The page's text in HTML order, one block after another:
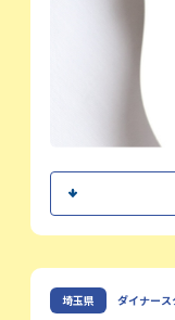
緒方 稔
シェフ
埼玉県 ダイナース